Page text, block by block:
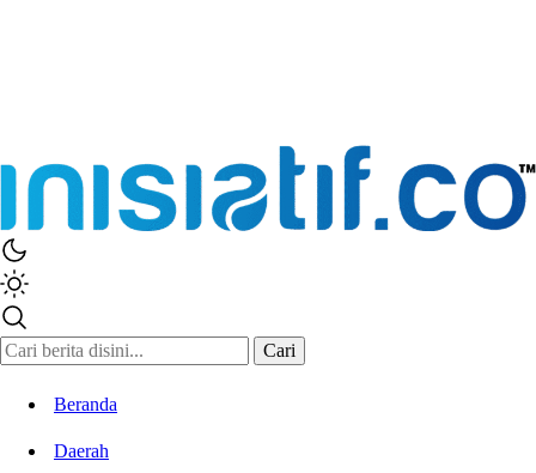
Inisiatif.co
Stay Connected Stay Informed
Cari
Beranda
Daerah